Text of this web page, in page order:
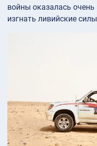
войны оказалась
изгнать ливийские